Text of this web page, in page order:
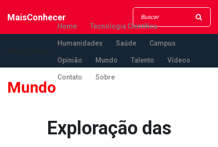
MaisConhecer
Home Tecnologia Científica
Humanidades Saúde Campus
Opinião Mundo Talento Vídeos
Contato Sobre
Mundo
Exploração das